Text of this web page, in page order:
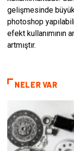
gelişmesinde
photoshop
efekt kullanımının
artmıştır.
NELER VAR